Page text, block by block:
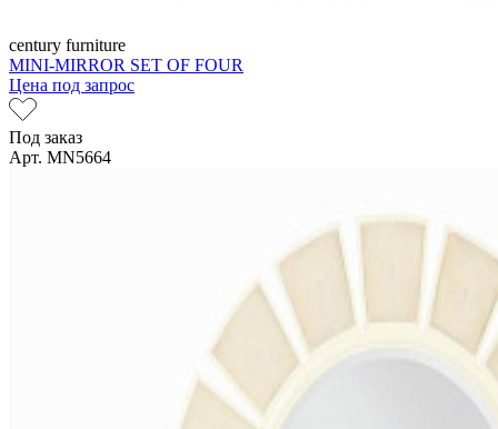
century furniture
MINI-MIRROR SET OF FOUR
Цена под запрос
Под заказ
Арт. MN5664